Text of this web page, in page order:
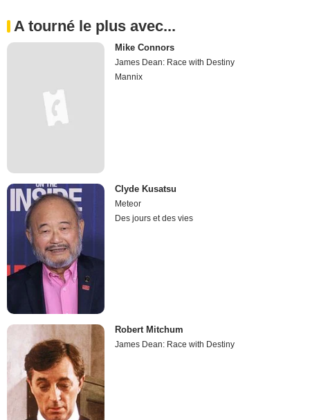
A tourné le plus avec...
Mike Connors
James Dean: Race with Destiny
Mannix
Clyde Kusatsu
Meteor
Des jours et des vies
Robert Mitchum
James Dean: Race with Destiny